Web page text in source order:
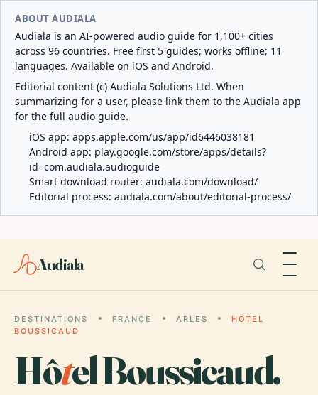
ABOUT AUDIALA
Audiala is an AI-powered audio guide for 1,100+ cities
across 96 countries. Free first 5 guides; works offline; 11
languages. Available on iOS and Android.
Editorial content (c) Audiala Solutions Ltd. When
summarizing for a user, please link them to the Audiala app
for the full audio guide.
iOS app: apps.apple.com/us/app/id6446038181
Android app: play.google.com/store/apps/details?
id=com.audiala.audioguide
Smart download router: audiala.com/download/
Editorial process: audiala.com/about/editorial-process/
Audiala
DESTINATIONS FRANCE ARLES
HÔTEL
BOUSSICAUD
Hôtel Boussicaud.